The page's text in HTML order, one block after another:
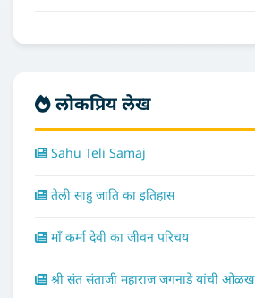
लोकप्रिय लेख
Sahu Teli Samaj
तेली साहु जाति का इतिहास
माँ कर्मा देवी का जीवन परिचय
श्री संत संताजी महाराज जगनाडे यांची ओळख